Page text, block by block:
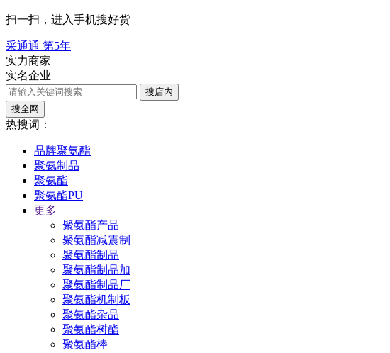
扫一扫，进入手机搜好货
采通通 第5年
实力商家
实名企业
搜店内
搜全网
热搜词：
品牌聚氨酯
聚氨制品
聚氨酯
聚氨酯PU
更多
聚氨酯产品
聚氨酯减震制
聚氨酯制品
聚氨酯制品加
聚氨酯制品厂
聚氨酯机制板
聚氨酯杂品
聚氨酯树酯
聚氨酯棒